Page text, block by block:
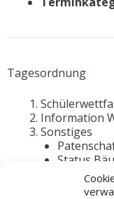
Tagesordnung
Information
Sonstiges
Status
Status